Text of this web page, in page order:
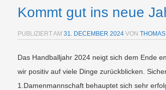
Kommt gut ins neue
PUBLIZIERT AM 31. DECEMBER 2024 VON
Das Handballjahr 2024 neigt sich dem Ende
wir positiv auf viele Dinge zurückblicken.
1.Damenmannschaft behauptet sich sehr